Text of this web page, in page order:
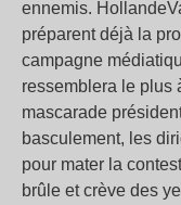
ennemis.
préparent déjà la
campagne
ressemblera le plus
mascarade
basculement, les
pour mater la
brûle et crève des